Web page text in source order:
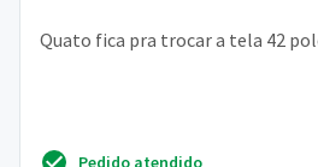
Quato fica pra trocar a tela 42
Pedido atendido